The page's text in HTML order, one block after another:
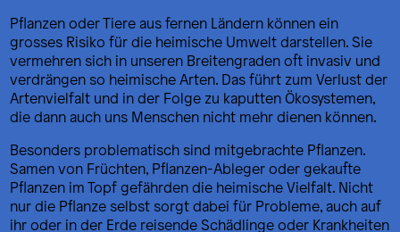
Pflanzen oder Tiere aus fernen Ländern können ein
grosses Risiko für die heimische Umwelt darstellen. Sie
vermehren sich in unseren Breitengraden oft invasiv und
verdrängen so heimische Arten. Das führt zum Verlust der
Artenvielfalt und in der Folge zu kaputten Ökosystemen,
die dann auch uns Menschen nicht mehr dienen können.
Besonders problematisch sind mitgebrachte Pflanzen.
Samen von Früchten, Pflanzen-Ableger oder gekaufte
Pflanzen im Topf gefährden die heimische Vielfalt. Nicht
nur die Pflanze selbst sorgt dabei für Probleme, auch auf
ihr oder in der Erde reisende Schädlinge oder Krankheiten